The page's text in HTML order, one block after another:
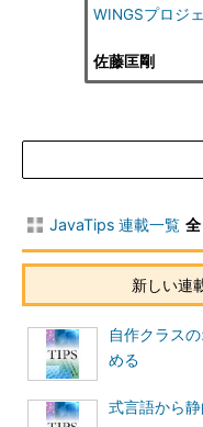
WINGSプロジ
佐藤匡剛
JavaTips 連載一覧
新しい連
自作クラス
める
式言語から